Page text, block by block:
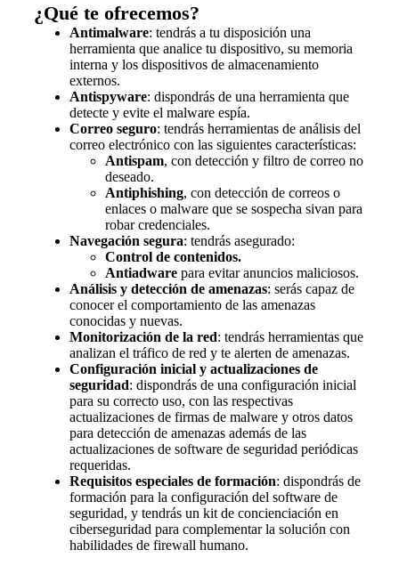
¿Qué te ofrecemos?
Antimalware: tendrás a tu disposición una
herramienta que analice tu dispositivo, su memoria
interna y los dispositivos de almacenamiento
externos.
Antispyware: dispondrás de una herramienta que
detecte y evite el malware espía.
Correo seguro: tendrás herramientas de análisis del
correo electrónico con las siguientes características:
Antispam, con detección y filtro de correo no
deseado.
Antiphishing, con detección de correos o
enlaces o malware que se sospecha sivan para
robar credenciales.
Navegación segura: tendrás asegurado:
Control de contenidos.
Antiadware para evitar anuncios maliciosos.
Análisis y detección de amenazas: serás capaz de
conocer el comportamiento de las amenazas
conocidas y nuevas.
Monitorización de la red: tendrás herramientas que
analizan el tráfico de red y te alerten de amenazas.
Configuración inicial y actualizaciones de
seguridad: dispondrás de una configuración inicial
para su correcto uso, con las respectivas
actualizaciones de firmas de malware y otros datos
para detección de amenazas además de las
actualizaciones de software de seguridad periódicas
requeridas.
Requisitos especiales de formación: dispondrás de
formación para la configuración del software de
seguridad, y tendrás un kit de concienciación en
ciberseguridad para complementar la solución con
habilidades de firewall humano.